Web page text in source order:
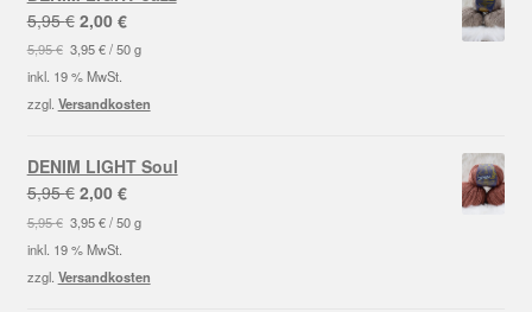
5,95€ Ursprünglicher
Preis
war:
5,95 €
2,00 €Aktueller
Preis
2,00 €.
5,95€ 3,95€/50 g
inkl. 19 % MwSt.
zzgl. Versandkosten
DENIM LIGHT Soul
5,95€ Ursprünglicher
Preis
war:
5,95 €
2,00 €Aktueller
Preis
2,00 €.
5,95€ 3,95€/50 g
inkl. 19 % MwSt.
zzgl. Versandkosten